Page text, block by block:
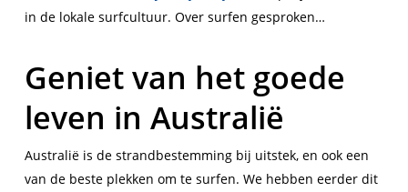
in de lokale surfcultuur. Over surfen gesproken…
Geniet van het goede
leven in Australië
Australië is de strandbestemming bij uitstek, en ook een
van de beste plekken om te surfen. We hebben eerder dit